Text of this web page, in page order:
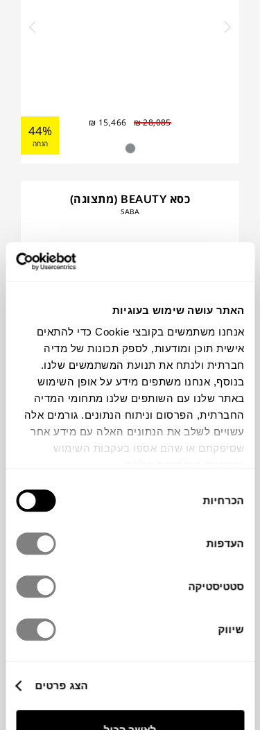
האתר עושה שימוש בעוגיות
אנחנו משתמשים בקובצי Cookie כדי להתאים
אישית תוכן ומודעות, לספק תכונות של מדיה
חברתית ולנתח את תנועת המשתמשים שלנו.
בנוסף, אנחנו משתפים מידע על אופן השימוש
באתר שלנו עם השותפים שלנו מתחומי המדיה
החברתית, הפרסום וניתוח הנתונים. גורמים אלה
עשויים לשלב את הנתונים האלה עם מידע אחר
שסיפקתם או שהם אספו בעקבות השימוש
הסכמה
הכרחיות
העדפות
סטטיסטיקה
שיווק
הצג פרטים
₪28,085
₪ 15,466
44%
הנחה
כסא BEAUTY (מתצוגה)
SABA
₪ 7,719
₪3,473
55%
שולחן צד LUD'O (מתצוגה)